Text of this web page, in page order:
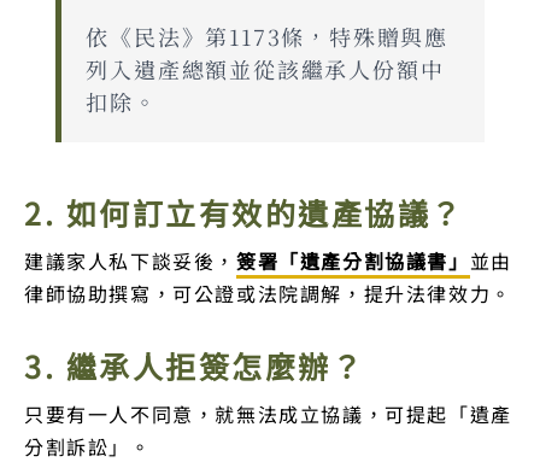
依《民法》第1173條，特殊贈與應
列入遺產總額並從該繼承人份額中
扣除。
2. 如何訂立有效的遺產協議？
建議家人私下談妥後，簽署「遺產分割協議書」 並由
律師協助撰寫，可公證或法院調解，提升法律效力。
3. 繼承人拒簽怎麼辦？
只要有一人不同意，就無法成立協議，可提起「遺產
分割訴訟」。